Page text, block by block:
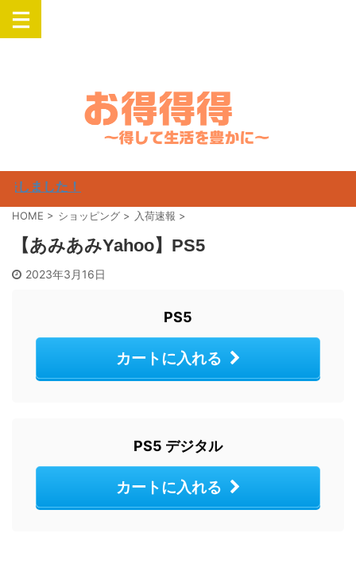
ました！
HOME > ショッピング > 入荷速報 >
【あみあみYahoo】PS5
2023年3月16日
PS5
カートに入れる
PS5 デジタル
カートに入れる